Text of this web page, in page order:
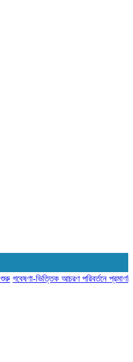
গবেষণা-ভিত্তিক আচরণ পরিবর্তনে